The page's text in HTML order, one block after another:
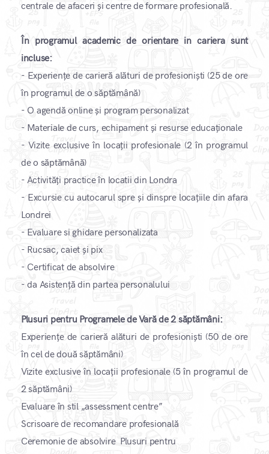
centrale de afaceri și centre de formare profesională. ​
În programul academic de orientare in cariera sunt
incluse:
- Experiențe de carieră alături de profesioniști (25 de ore
în programul de o săptămână)
- O agendă online și program personalizat
- Materiale de curs, echipament și resurse educaționale
- Vizite exclusive în locații profesionale (2 în programul
de o săptămână)
- Activități practice în locatii din Londra
- Excursie cu autocarul spre și dinspre locațiile din afara
Londrei
- Evaluare si ghidare personalizata
- Rucsac, caiet și pix
- Certificat de absolvire
- da Asistență din partea personalului
Plusuri pentru Programele de Vară de 2 săptămâni:
Experiențe de carieră alături de profesioniști (50 de ore
în cel de două săptămâni)
Vizite exclusive în locații profesionale (5 în programul de
2 săptămâni)
Evaluare în stil „assessment centre”
Scrisoare de recomandare profesională
Ceremonie de absolvire ​ Plusuri pentru